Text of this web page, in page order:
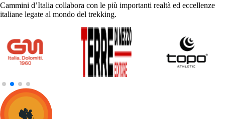
Cammini d’Italia collabora con le più importanti realtà ed eccellenze
italiane legate al mondo del trekking.